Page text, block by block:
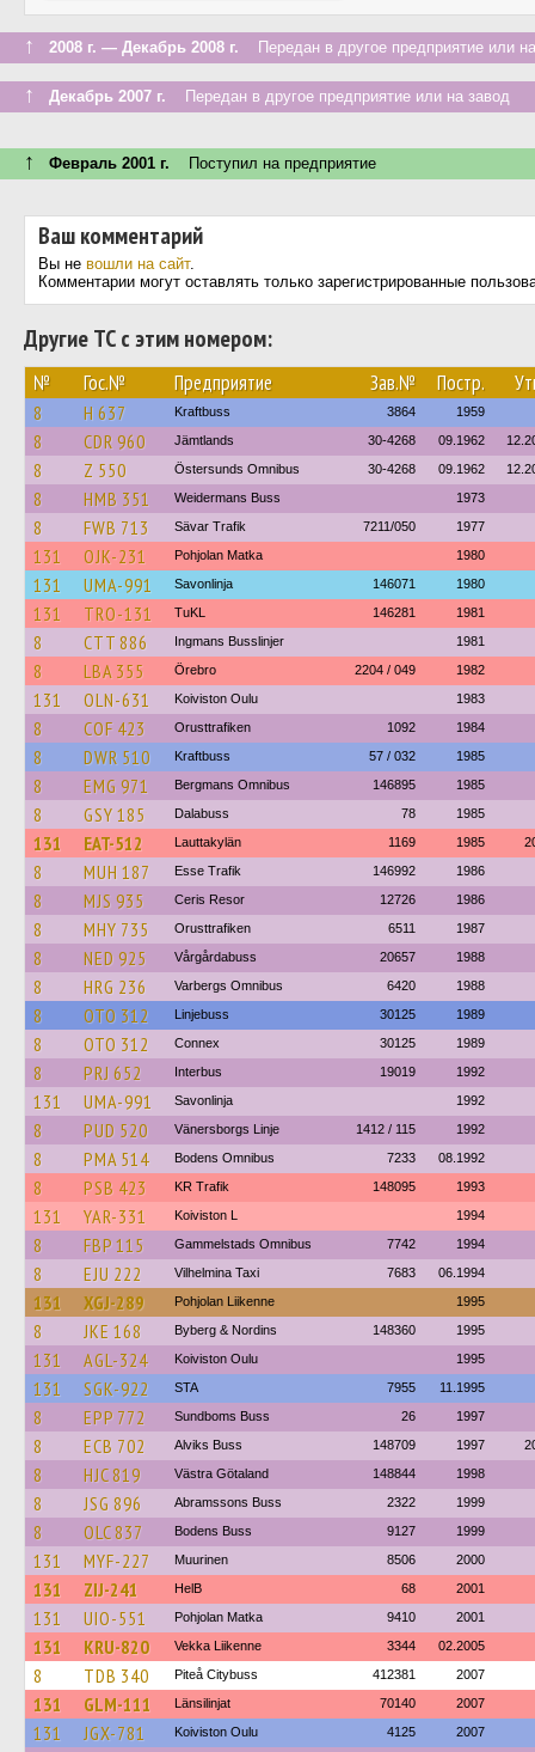
↑ 2008 г. — Декабрь 2008 г. Передан в другое предприятие или
↑ Декабрь 2007 г. Передан в другое предприятие или на завод
↑ Февраль 2001 г. Поступил на предприятие
Ваш комментарий
Вы не вошли на сайт.
Комментарии могут оставлять только зарегистрированные
Другие ТС с этим номером:
№ Гос.№ Предприятие Зав.№ Постр.
8 H 637 Kraftbuss 3864 1959
8 CDR 960 Jämtlands 30-4268 09.1962
8 Z 550 Östersunds Omnibus 30-4268 09.1962
8 HMB 351 Weidermans Buss 1973
8 FWB 713 Sävar Trafik 7211/050 1977
131 OJK-231 Pohjolan Matka 1980
131 UMA-991 Savonlinja 146071 1980
131 TRO-131 TuKL 146281 1981
8 CTT 886 Ingmans Busslinjer 1981
8 LBA 355 Örebro 2204 / 049 1982
131 OLN-631 Koiviston Oulu 1983
8 COF 423 Orusttrafiken 1092 1984
8 DWR 510 Kraftbuss 57 / 032 1985
8 EMG 971 Bergmans Omnibus 146895 1985
8 GSY 185 Dalabuss 78 1985
131 EAT-512 Lauttakylän 1169 1985
8 MUH 187 Esse Trafik 146992 1986
8 MJS 935 Ceris Resor 12726 1986
8 MHY 735 Orusttrafiken 6511 1987
8 NED 925 Vårgårdabuss 20657 1988
8 HRG 236 Varbergs Omnibus 6420 1988
8 OTO 312 Linjebuss 30125 1989
8 OTO 312 Connex 30125 1989
8 PRJ 652 Interbus 19019 1992
131 UMA-991 Savonlinja 1992
8 PUD 520 Vänersborgs Linje 1412 / 115 1992
8 PMA 514 Bodens Omnibus 7233 08.1992
8 PSB 423 KR Trafik 148095 1993
131 YAR-331 Koiviston L 1994
8 FBP 115 Gammelstads Omnibus 7742 1994
8 EJU 222 Vilhelmina Taxi 7683 06.1994
131 XGJ-289 Pohjolan Liikenne 1995
8 JKE 168 Byberg & Nordins 148360 1995
131 AGL-324 Koiviston Oulu 1995
131 SGK-922 STA 7955 11.1995
8 EPP 772 Sundboms Buss 26 1997
8 ECB 702 Alviks Buss 148709 1997
8 HJC 819 Västra Götaland 148844 1998
8 JSG 896 Abramssons Buss 2322 1999
8 OLC 837 Bodens Buss 9127 1999
131 MYF-227 Muurinen 8506 2000
131 ZIJ-241 HelB 68 2001
131 UIO-551 Pohjolan Matka 9410 2001
131 KRU-820 Vekka Liikenne 3344 02.2005
8 TDB 340 Piteå Citybuss 412381 2007
131 GLM-111 Länsilinjat 70140 2007
131 JGX-781 Koiviston Oulu 4125 2007